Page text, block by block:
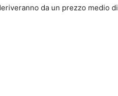
da un prezzo medio di